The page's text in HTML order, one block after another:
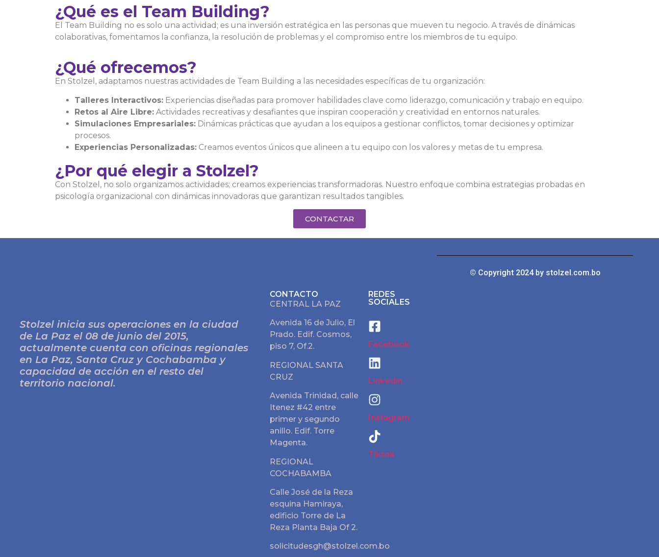
¿Qué es el Team Building?
El Team Building no es solo una actividad; es una inversión estratégica en las personas que mueven tu negocio. A través de dinámicas
colaborativas, fomentamos la confianza, la resolución de problemas y el compromiso entre los miembros de tu equipo.
¿Qué ofrecemos?
En Stolzel, adaptamos nuestras actividades de Team Building a las necesidades específicas de tu organización:
Talleres Interactivos: Experiencias diseñadas para promover habilidades clave como liderazgo, comunicación y trabajo en equipo.
Retos al Aire Libre: Actividades recreativas y desafiantes que inspiran cooperación y creatividad en entornos naturales.
Simulaciones Empresariales: Dinámicas prácticas que ayudan a los equipos a gestionar conflictos, tomar decisiones y optimizar
procesos.
Experiencias Personalizadas: Creamos eventos únicos que alineen a tu equipo con los valores y metas de tu empresa.
¿Por qué elegir a Stolzel?
Con Stolzel, no solo organizamos actividades; creamos experiencias transformadoras. Nuestro enfoque combina estrategias probadas en
psicología organizacional con dinámicas innovadoras que garantizan resultados tangibles.
CONTACTAR
Stolzel inicia sus operaciones en la ciudad
de La Paz el 08 de junio del 2015,
actualmente cuenta con oficinas regionales
en La Paz, Santa Cruz y Cochabamba y
capacidad de acción en el resto del
territorio nacional.
CONTACTO
CENTRAL LA PAZ
Avenida 16 de Julio, El
Prado. Edif. Cosmos,
piso 7, Of.2.
REGIONAL SANTA
CRUZ
Avenida Trinidad, calle
Itenez #42 entre
primer y segundo
anillo. Edif. Torre
Magenta.
REGIONAL
COCHABAMBA
Calle José de la Reza
esquina Hamiraya,
edificio Torre de La
Reza Planta Baja Of 2.
solicitudesgh@stolzel.com.bo
REDES
SOCIALES
Facebook
Linkedin
Instagram
Tiktok
© Copyright 2024 by stolzel.com.bo